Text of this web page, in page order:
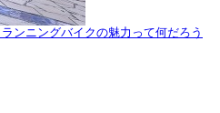
ンニングバイクの魅力って何だろう